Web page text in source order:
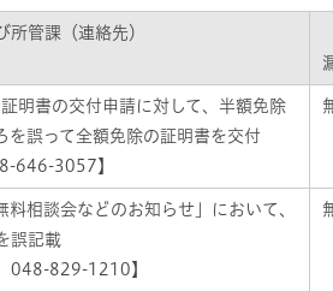
所管課（連絡先）
明書の交付申請に対して、半額免除
を誤って全額免除の証明書を交付
646-3057】
相談会などのお知らせ」において、
誤記載
048-829-1210】